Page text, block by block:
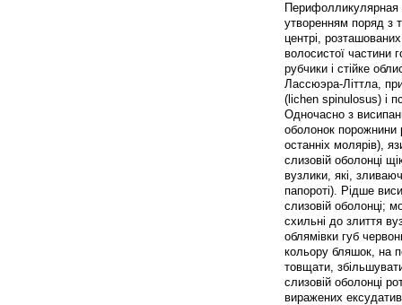
Перифолликулярная
утворенням поряд з
центрі,
волосистої частини
рубчики і стійке
Лассюэра-Літтла,
(lichen spinulosus) і
Одночасно з
оболонок порожнини
останніх молярів),
слизовій оболонці
вузлики, які,
папороті). Рідше
слизовій оболонці;
схильні до злиття
облямівки губ
кольору бляшок, на
товщати,
слизовій оболонці
виражених